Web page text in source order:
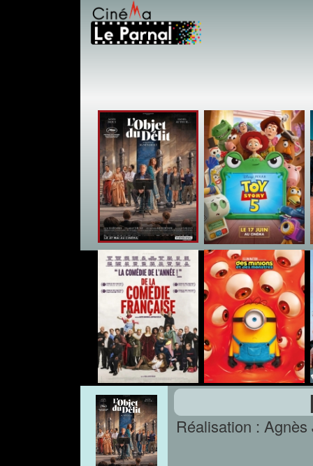
Réalisation : Agnès